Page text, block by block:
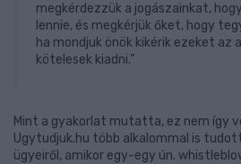
megkérdezzük a jogászainkat,
lennie, és megkérjük őket, hogy
ha mondjuk önök kikérik ezeket az
kötelesek kiadni.”
Mint a gyakorlat mutatta, ez nem így
Ugytudjuk.hu több alkalommal is
ügyeiről, amikor egy-egy ún.